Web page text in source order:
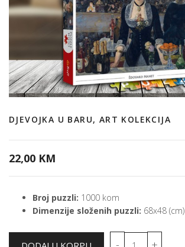
DJEVOJKA U BARU, ART KOLEKCIJA
22,00 KM
Broj puzzli: 1000 kom
Dimenzije složenih puzzli: 68x48 (cm)